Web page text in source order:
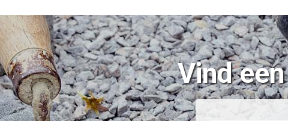
Vind